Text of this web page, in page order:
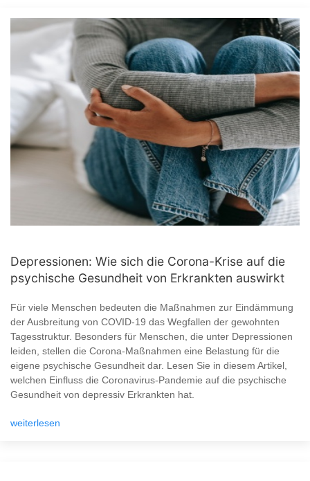
Depressionen: Wie sich die Corona-Krise auf die
psychische Gesundheit von Erkrankten auswirkt
Für viele Menschen bedeuten die Maßnahmen zur Eindämmung
der Ausbreitung von COVID-19 das Wegfallen der gewohnten
Tagesstruktur. Besonders für Menschen, die unter Depressionen
leiden, stellen die Corona-Maßnahmen eine Belastung für die
eigene psychische Gesundheit dar. Lesen Sie in diesem Artikel,
welchen Einfluss die Coronavirus-Pandemie auf die psychische
Gesundheit von depressiv Erkrankten hat.
weiterlesen